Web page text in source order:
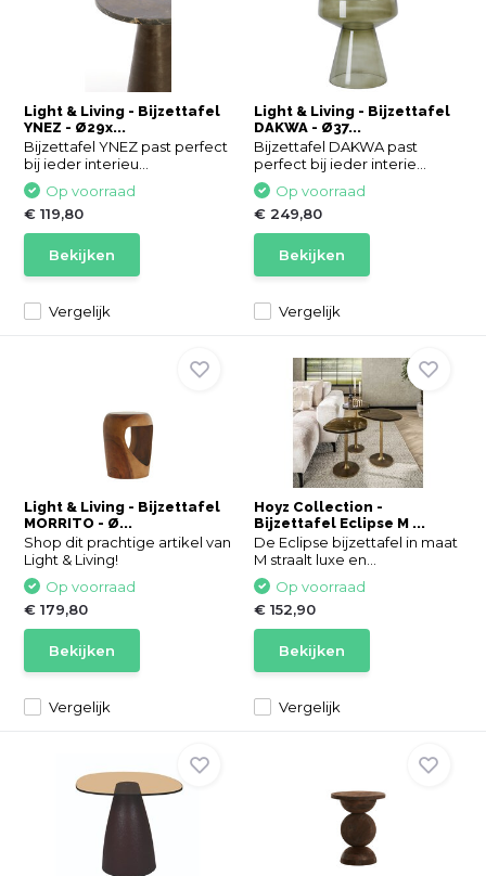
Light & Living - Bijzettafel
YNEZ - Ø29x...
Bijzettafel YNEZ past perfect
bij ieder interieu...
Vergelijk
Op voorraad
€ 119,80
Bekijken
Light & Living - Bijzettafel
DAKWA - Ø37...
Bijzettafel DAKWA past
perfect bij ieder interie...
Vergelijk
Op voorraad
€ 249,80
Bekijken
Light & Living - Bijzettafel
MORRITO - Ø...
Shop dit prachtige artikel van
Light & Living!
Vergelijk
Op voorraad
€ 179,80
Bekijken
Hoyz Collection -
Bijzettafel Eclipse M ...
De Eclipse bijzettafel in maat
M straalt luxe en...
Vergelijk
Op voorraad
€ 152,90
Bekijken